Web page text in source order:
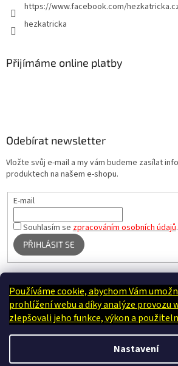
Používáme cookie, abychom Vám
prohlížení webu a díky analýze provozu
zlepšovali jeho funkce, výkon a
Nastavení
https://www.facebook.com/
hezkatricka
Přijímáme online platby
Odebírat newsletter
Vložte svůj e-mail a my vám budeme zasílat
produktech na našem e-shopu.
E-mail
Souhlasím sezpracováním osobních údajů.
PŘIHLÁSIT SE
Terapie Kamínek - Dotek, který
Vytvořil Shoptet